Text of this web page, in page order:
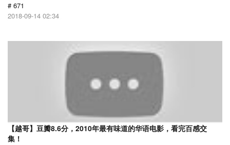
# 671
2018-09-14 02:34
【越哥】豆瓣8.6分，2010年最有味道的华语电影，看完百感交
集！